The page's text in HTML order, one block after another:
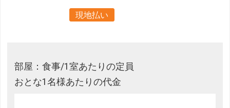
現地払い
部屋：食事/1室あたりの定員
おとな1名様あたりの代金